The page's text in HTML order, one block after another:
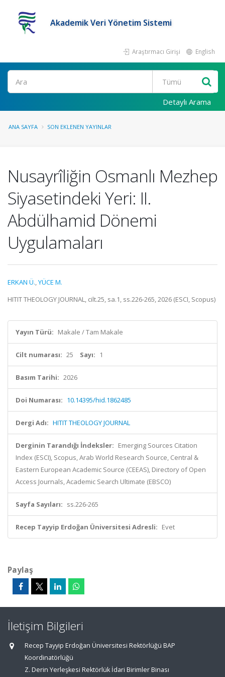
Akademik Veri Yönetim Sistemi
Araştırmacı Girişi English
Ara
Detaylı Arama
ANA SAYFA SON EKLENEN YAYINLAR
Nusayrîliğin Osmanlı Mezhep
Siyasetindeki Yeri: II.
Abdülhamid Dönemi
Uygulamaları
ERKAN Ü.,YÜCE M.
HITIT THEOLOGY JOURNAL, cilt.25, sa.1, ss.226-265, 2026 (ESCI, Scopus)
Yayın Türü: Makale / Tam Makale
Cilt numarası: 25 Sayı: 1
Basım Tarihi: 2026
Doi Numarası: 10.14395/hid.1862485
Dergi Adı: HITIT THEOLOGY JOURNAL
Derginin Tarandığı İndeksler: Emerging Sources Citation
Index (ESCI), Scopus, Arab World Research Source, Central &
Eastern European Academic Source (CEEAS), Directory of Open
Access Journals, Academic Search Ultimate (EBSCO)
Sayfa Sayıları: ss.226-265
Recep Tayyip Erdoğan Üniversitesi Adresli: Evet
Paylaş
İletişim Bilgileri
Recep Tayyip Erdoğan Üniversitesi Rektörlüğü BAP
Koordinatörlüğü
Z. Derin Yerleşkesi Rektörlük İdari Birimler Binası